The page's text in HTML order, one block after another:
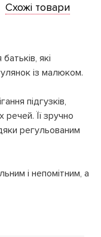
Схожі товари
які
із малюком.
підгузків,
речей. Її зручно
регульованим
і непомітним, а